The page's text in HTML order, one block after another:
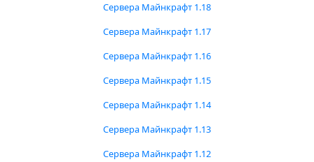
Сервера Майнкрафт 1.18
Сервера Майнкрафт 1.17
Сервера Майнкрафт 1.16
Сервера Майнкрафт 1.15
Сервера Майнкрафт 1.14
Сервера Майнкрафт 1.13
Сервера Майнкрафт 1.12